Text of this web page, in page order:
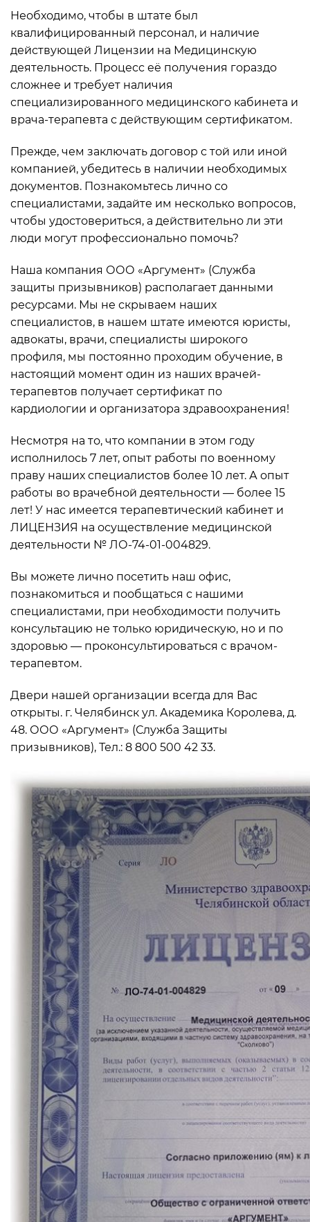
Необходимо, чтобы в штате был
квалифицированный персонал, и наличие
действующей Лицензии на Медицинскую
деятельность. Процесс её получения гораздо
сложнее и требует наличия
специализированного медицинского кабинета и
врача-терапевта с действующим сертификатом.
Прежде, чем заключать договор с той или иной
компанией, убедитесь в наличии необходимых
документов. Познакомьтесь лично со
специалистами, задайте им несколько вопросов,
чтобы удостовериться, а действительно ли эти
люди могут профессионально помочь?
Наша компания ООО «Аргумент» (Служба
защиты призывников) располагает данными
ресурсами. Мы не скрываем наших
специалистов, в нашем штате имеются юристы,
адвокаты, врачи, специалисты широкого
профиля, мы постоянно проходим обучение, в
настоящий момент один из наших врачей-
терапевтов получает сертификат по
кардиологии и организатора здравоохранения!
Несмотря на то, что компании в этом году
исполнилось 7 лет, опыт работы по военному
праву наших специалистов более 10 лет. А опыт
работы во врачебной деятельности — более 15
лет! У нас имеется терапевтический кабинет и
ЛИЦЕНЗИЯ на осуществление медицинской
деятельности № ЛО-74-01-004829.
Вы можете лично посетить наш офис,
познакомиться и пообщаться с нашими
специалистами, при необходимости получить
консультацию не только юридическую, но и по
здоровью — проконсультироваться с врачом-
терапевтом.
Двери нашей организации всегда для Вас
открыты. г. Челябинск ул. Академика Королева, д.
48. ООО «Аргумент» (Служба Защиты
призывников), Тел.: 8 800 500 42 33.